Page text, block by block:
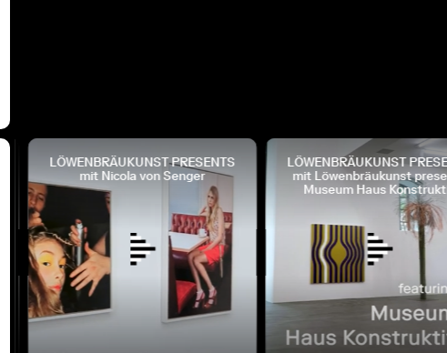
LÖWENBRÄUKUNST PRESENTS
mit Nicola von Senger
LÖWENBRÄUKUNST
mit Löwenbräukunst
Museum Haus Konstruktiv